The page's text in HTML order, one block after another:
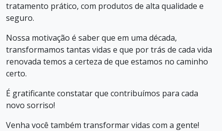
tratamento prático, com produtos de alta qualidade e
seguro.
Nossa motivação é saber que em uma década,
transformamos tantas vidas e que por trás de cada vida
renovada temos a certeza de que estamos no caminho
certo.
É gratificante constatar que contribuímos para cada
novo sorriso!
Venha você também transformar vidas com a gente!